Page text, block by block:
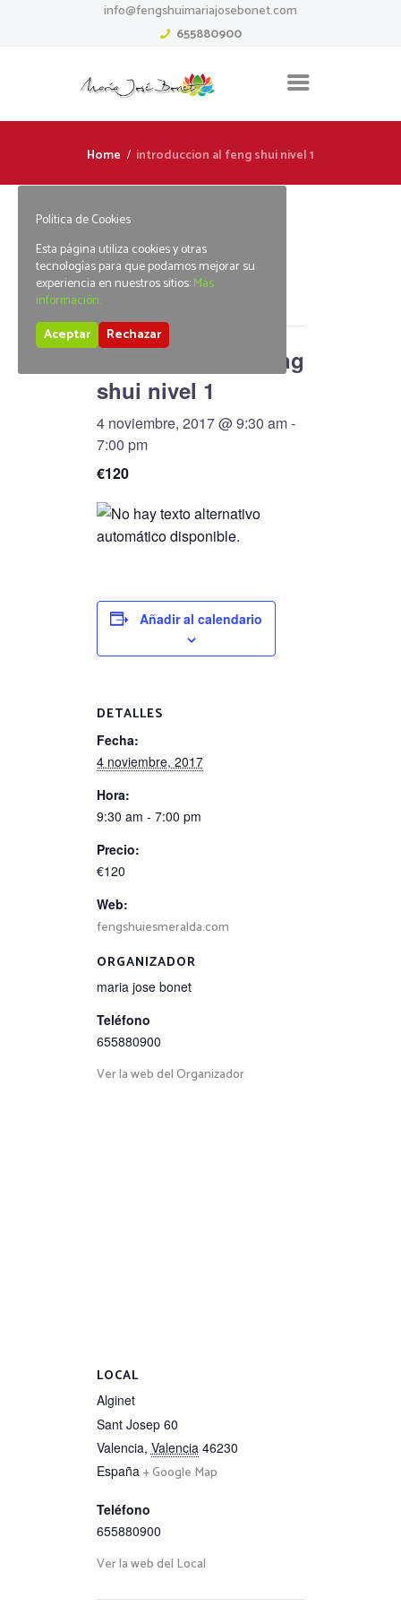
info@fengshuimariajosebonet.com
655880900
Home introduccion al feng shui nivel 1
« Todos los Eventos
Este evento ha pasado.
introduccion al feng
shui nivel 1
4 noviembre, 2017 @ 9:30 am-
7:00 pm
€120
Añadir al calendario
DETALLES
Fecha:
4 noviembre, 2017
Hora:
9:30 am - 7:00 pm
Precio:
€120
Web:
fengshuiesmeralda.com
ORGANIZADOR
maria jose bonet
Teléfono
655880900
Ver la web del Organizador
LOCAL
Alginet
Sant Josep 60
Valencia, Valencia 46230
España + Google Map
Teléfono
655880900
Ver la web del Local
Política de Cookies
Esta página utiliza cookies y otras
tecnologías para que podamos mejorar su
experiencia en nuestros sitios:Más
información.
Aceptar
Rechazar